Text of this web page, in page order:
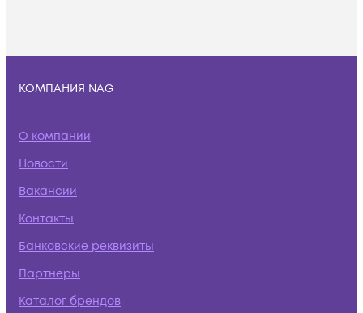
КОМПАНИЯ NAG
О компании
Новости
Вакансии
Контакты
Банковские реквизиты
Партнеры
Каталог брендов